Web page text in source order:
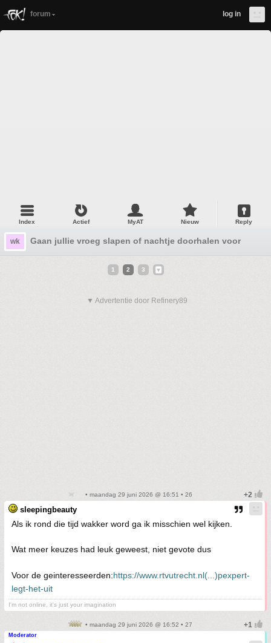
forum log in
Index Actief MyAT Nieuw Reply
wk Gaan jullie vroeg slapen of nachtje doorhalen voor NED-
1 2 3
▼ Advertentie door Refinery89
• maandag 29 juni 2026 @ 16:51 • 26
sleepingbeauty
Als ik rond die tijd wakker word ga ik misschien wel kijken.
Wat meer keuzes had leuk geweest, niet gevote dus
Voor de geinteresseerden:https://www.rtvutrecht.nl(...)pexpert-
legt-het-uit
I'm not online, it's just your imagination
• maandag 29 juni 2026 @ 16:52 • 27
Moderator